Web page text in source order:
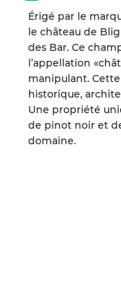
Érigé par le
le château de
des Bar. Ce
l’appellation
manipulant.
historique,
Une propriété
de pinot noir et
domaine.